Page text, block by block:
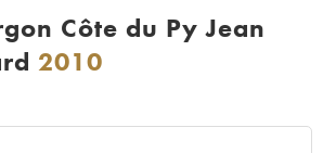
Côte du Py Jean
2010